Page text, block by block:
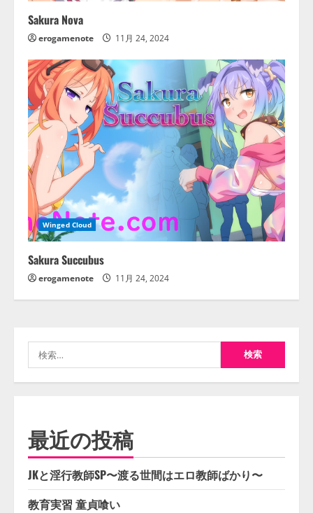
Sakura Nova
erogamenote 11月 24, 2024
Winged Cloud
Sakura Succubus
erogamenote 11月 24, 2024
索:
最近の投稿
JKと淫行教師SP〜渡る世間はエロ教師ばかり〜
教育実習 童貞喰い